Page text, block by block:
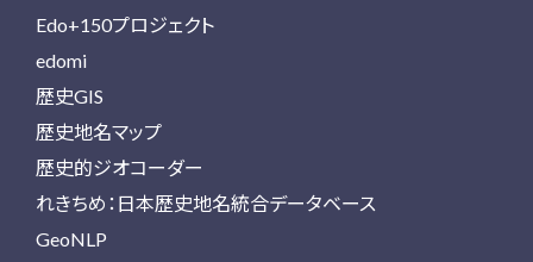
Edo+150プロジェクト
edomi
歴史GIS
歴史地名マップ
歴史的ジオコーダー
れきちめ：日本歴史地名統合データベース
GeoNLP